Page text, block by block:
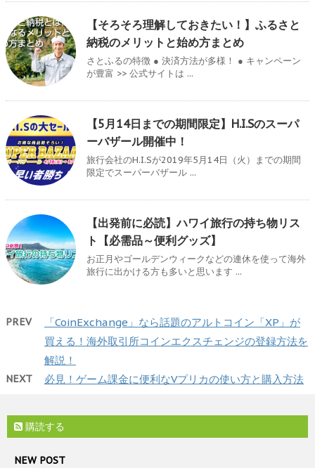
【そろそろ理解しておきたい！】ふるさと
納税のメリットと始め方まとめ
さとふるの特徴 ● 決済方法が多様！ ● キャンペーン
が豊富 >> 公式サイトは ...
【5月14日までの期間限定】H.I.Sのスーパ
ーバザール開催中！
旅行会社のH.I.Sが2019年5月14日（火）までの期間
限定でスーパーバザール ...
【出発前に必読】ハワイ旅行の持ち物リス
ト【必需品～便利グッズ】
お正月やゴールデンウィークなどの連休を使って海外
旅行に出かける方も多いと思います ...
PREV
「CoinExchange」なら話題のアルトコイン「XP」が
買える！海外取引所コインエクスチェンジの登録方法を
解説！
NEXT 必見！ゲーム課金に便利なVプリカの使い方と購入方法
購読する
NEW POST